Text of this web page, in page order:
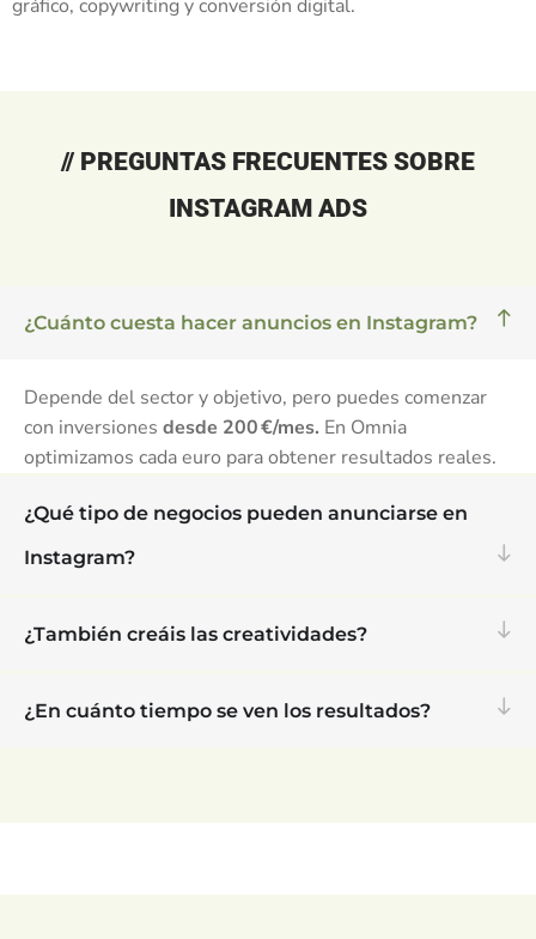
gráfico, copywriting y conversión digital.
// PREGUNTAS FRECUENTES SOBRE
INSTAGRAM ADS
¿Cuánto cuesta hacer anuncios en Instagram?
Depende del sector y objetivo, pero puedes comenzar
con inversiones desde 200 €/mes. En Omnia
optimizamos cada euro para obtener resultados reales.
¿Qué tipo de negocios pueden anunciarse en
Instagram?
¿También creáis las creatividades?
¿En cuánto tiempo se ven los resultados?